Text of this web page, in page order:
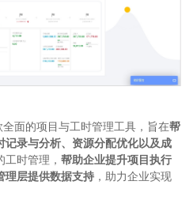
面的项目与工时管理工具，旨在帮
记录与分析、资源分配优化以及成
时管理， 帮助企业提升项目执行
理层提供数据支持 ，助力企业实现